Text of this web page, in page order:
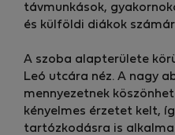
távmunkások,
és külföldi diákok
A szoba alapterülete
Leó utcára néz. A nagy
mennyezetnek
kényelmes érzetet kelt,
tartózkodásra is